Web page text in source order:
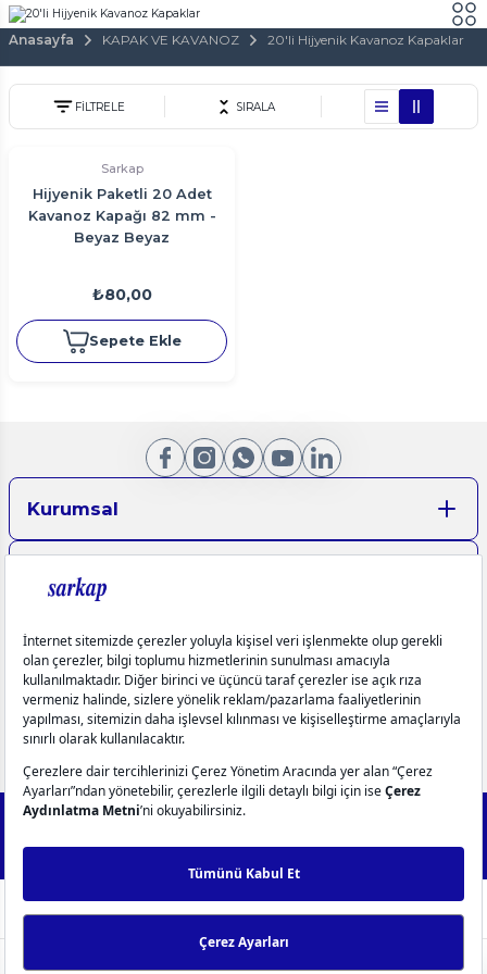
Anasayfa KAPAK VE KAVANOZ 20'li Hijyenik Kavanoz Kapaklar
FİLTRELE SIRALA
Sarkap
Hijyenik Paketli 20 Adet
Kavanoz Kapağı 82 mm -
Beyaz Beyaz
₺80,00
Sepete Ekle
Kurumsal
Aydınlatma Metinleri
Üyelik
Yardım
Popüler Kategoriler
İletişim Bilgilerimiz
0549 270 72 72 0549 270 72 72
2025 Forest - IdeaSoft Next © Tüm hakları saklıdır.256Bit SSL
ideasoft
ticaret
hazırlandı.